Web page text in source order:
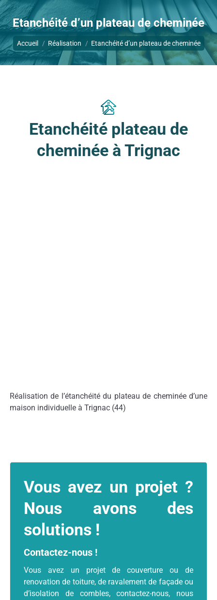
Etanchéité d’un plateau de cheminée
Vous êtes ici :
Accueil Réalisation Etanchéité d’un plateau de cheminée
Etanchéité plateau de
cheminée à Trignac
Réalisation de l’étanchéité du plateau de cheminée d’une
maison individuelle à Trignac (44)
Vous avez un projet ?
Nous avons des
solutions !
Contactez-nous !
Vous avez un projet de couverture ou de
renovation de toiture, de ravalement de façade ou
d’isolation de combles, contactez-nous, nous